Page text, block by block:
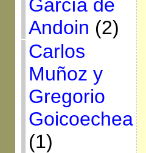
García de
Andoin (2)
Carlos
Muñoz y
Gregorio
Goicoechea
(1)